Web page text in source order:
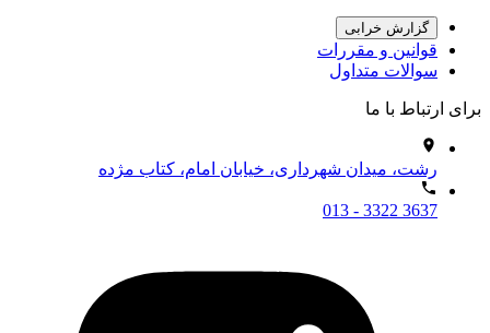
گزارش خرابی
قوانین و مقررات
سوالات متداول
برای ارتباط با ما
رشت، میدان شهرداری، خیابان امام، کتاب مژده
013 - 3322 3637